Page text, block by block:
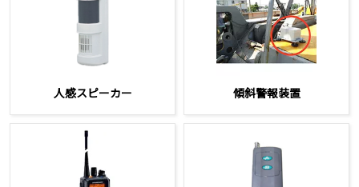
人感スピーカー 傾斜警報装置